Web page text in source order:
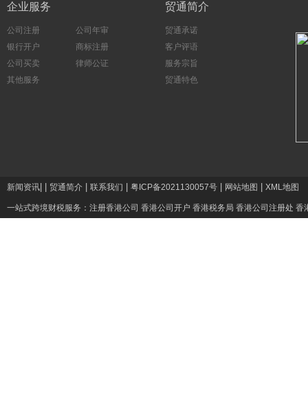
企业服务
公司注册
公司年审
银行开户
商标注册
公司买卖
律师公证
其他服务
贸通简介
贸通承诺
客户评语
服务宗旨
贸通特色
新闻资讯 贸通简介 联系我们 粤ICP备2021130057号 网站地图 XML地图
一站式跨境财税服务： 注册香港公司 香港公司开户 香港税务局 香港公司注册处 香